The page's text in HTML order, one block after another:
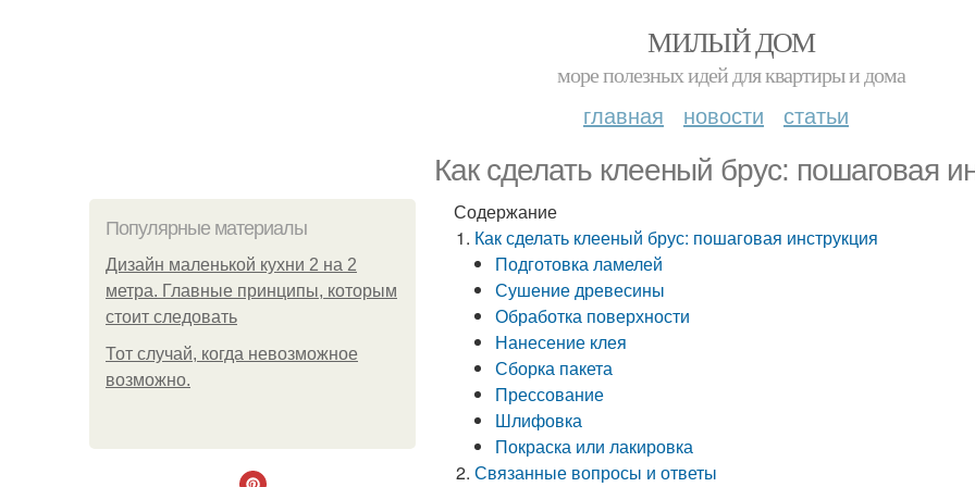
МИЛЫЙ ДОМ
море полезных идей для квартиры и дома
главная новости статьи
Как сделать клееный брус: пошаговая
Популярные материалы
Дизайн маленькой кухни 2 на 2
метра. Главные принципы, которым
стоит следовать
Тот случай, когда невозможное
возможно.
Содержание
Как сделать клееный брус: пошаговая инструкция
Подготовка ламелей
Сушение древесины
Обработка поверхности
Нанесение клея
Сборка пакета
Прессование
Шлифовка
Покраска или лакировка
Связанные вопросы и ответы